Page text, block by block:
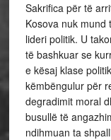
Sakrifica për të
Kosova nuk mund
lideri politik. U
të bashkuar se
e kësaj klase
këmbëngulur për
degradimit moral
busullë të
ndihmuan ta